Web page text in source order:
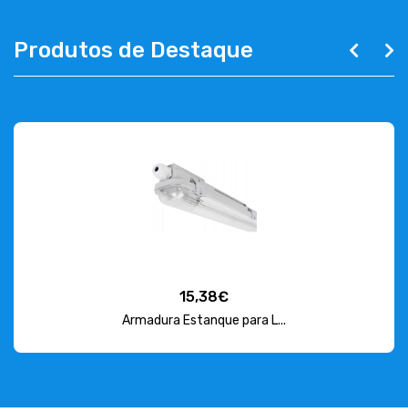
Produtos de Destaque
15,38€
Armadura Estanque para L...